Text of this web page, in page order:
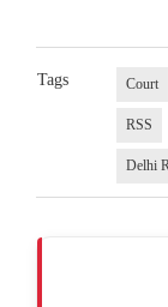
Tags Court
RSS
Delhi